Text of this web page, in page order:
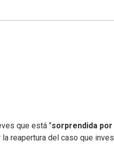
que está "sorprendida por
reapertura del caso que